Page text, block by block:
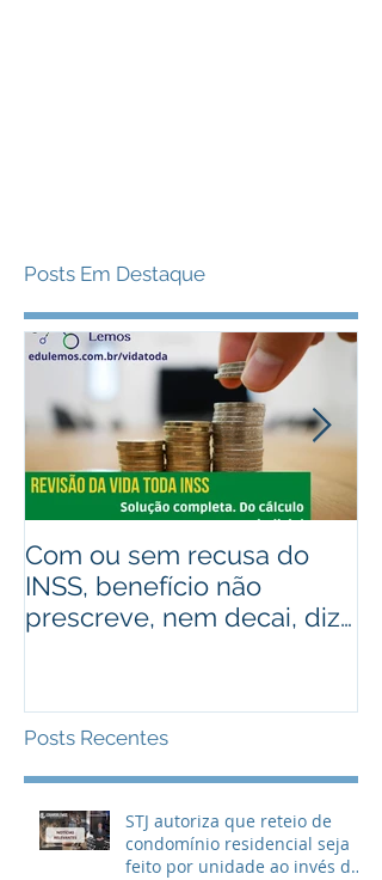
Posts Em Destaque
Com ou sem recusa do
INSS, benefício não
prescreve, nem decai, diz
Posts Recentes
STJ autoriza que reteio de
condomínio residencial seja
feito por unidade ao invés de